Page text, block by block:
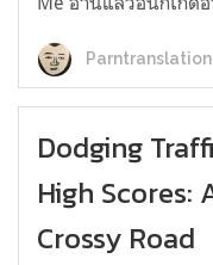
Dodging
High Scores:
Crossy Road